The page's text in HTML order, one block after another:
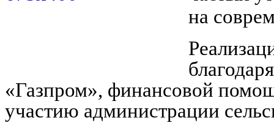
на
«Газпром», финансовой
участию администрации